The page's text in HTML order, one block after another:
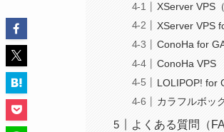
XServer VPS
XServer VPS
ConoHa for
ConoHa VPS
LOLIPOP! for
カラフルボッ
よくある質問（